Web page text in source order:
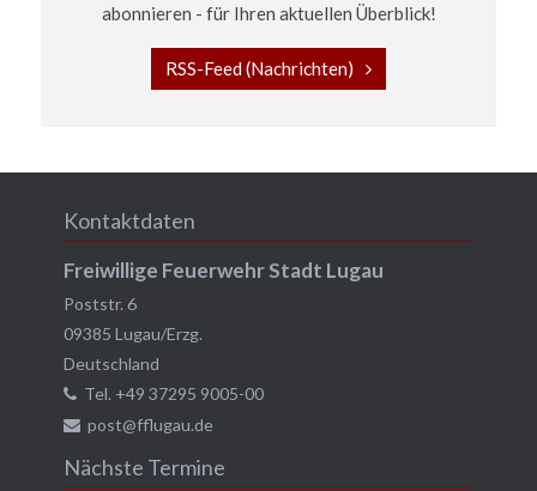
abonnieren - für Ihren aktuellen Überblick!
RSS-Feed (Nachrichten)
Kontaktdaten
Freiwillige Feuerwehr Stadt Lugau
Poststr. 6
09385 Lugau/Erzg.
Deutschland
Tel. +49 37295 9005-00
post@fflugau.de
Nächste Termine